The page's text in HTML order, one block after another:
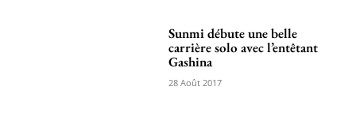
Sunmi débute une belle
carrière solo avec l’entêtant
Gashina
28 Août 2017